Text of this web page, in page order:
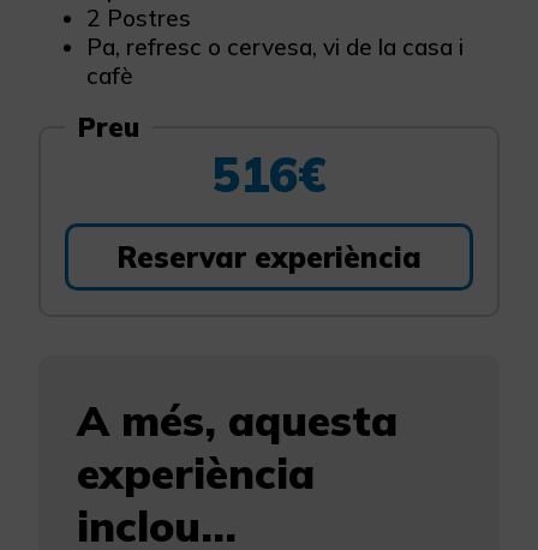
2 Postres
Pa, refresc o cervesa, vi de la casa i
cafè
Preu
516€
Reservar experiència
A més, aquesta
experiència
inclou...